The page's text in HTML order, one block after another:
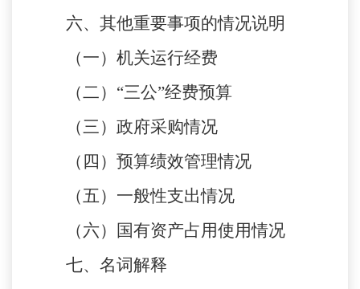
六、其他重要事项的情况说明
（一）机关运行经费
（二） “三公”经费预算
（三）政府采购情况
（四）预算绩效管理情况
（五）一般性支出情况
（六）国有资产占用使用情况
七、名词解释